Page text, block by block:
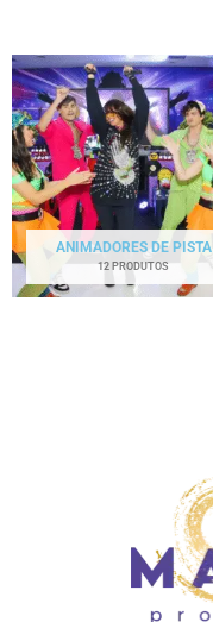
ANIMADORES DE PISTA
12 PRODUTOS